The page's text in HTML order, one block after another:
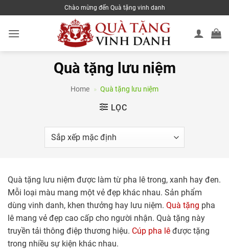
to
content
Chào mừng đến Quà tặng vinh danh
Quà tặng lưu niệm
Home » Quà tặng lưu niệm
LỌC
Quà tặng lưu niệm được làm từ pha lê trong, xanh hay đen.
Mỗi loại màu mang một vẻ đẹp khác nhau. Sản phẩm
dùng vinh danh, khen thưởng hay lưu niệm. Quà tặng pha
lê mang vẻ đẹp cao cấp cho người nhận. Quà tặng này
truyền tải thông điệp thương hiệu. Cúp pha lê được tặng
trong nhiều sự kiện khác nhau.